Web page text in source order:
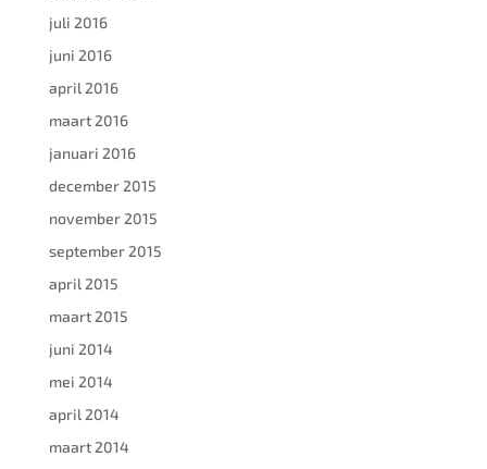
juli 2016
juni 2016
april 2016
maart 2016
januari 2016
december 2015
november 2015
september 2015
april 2015
maart 2015
juni 2014
mei 2014
april 2014
maart 2014